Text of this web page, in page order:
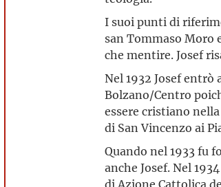
I suoi punti di
san Tommaso Moro
che mentire. Josef
Nel 1932 Josef entrò
Bolzano/Centro
essere cristiano
di San Vincenzo ai
Quando nel 1933 fu
anche Josef. Nel
di Azione Cattolica